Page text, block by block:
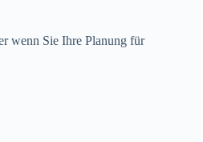
wenn Sie Ihre Planung für